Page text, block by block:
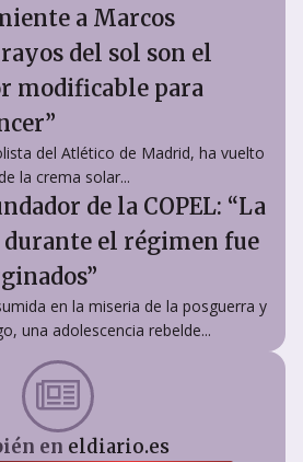
a Marcos
del sol son el
modificable para
del Atlético de Madrid, ha vuelto
la crema solar...
de la COPEL: “La
el régimen fue
en la miseria de la posguerra y
una adolescencia rebelde...
en eldiario.es